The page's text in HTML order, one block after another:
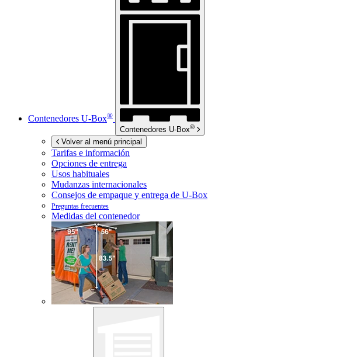
Contenedores U-Box®
Contenedores U-Box®
Volver al menú principal
Tarifas e información
Opciones de entrega
Usos habituales
Mudanzas internacionales
Consejos de empaque y entrega de U-Box
Preguntas frecuentes
Medidas del contenedor